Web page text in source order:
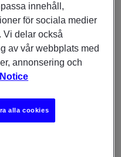
rekryteringstakt inför
innehåll,
för sociala medier
Vi delar också
av vår webbplats med
annonsering och
alla cookies